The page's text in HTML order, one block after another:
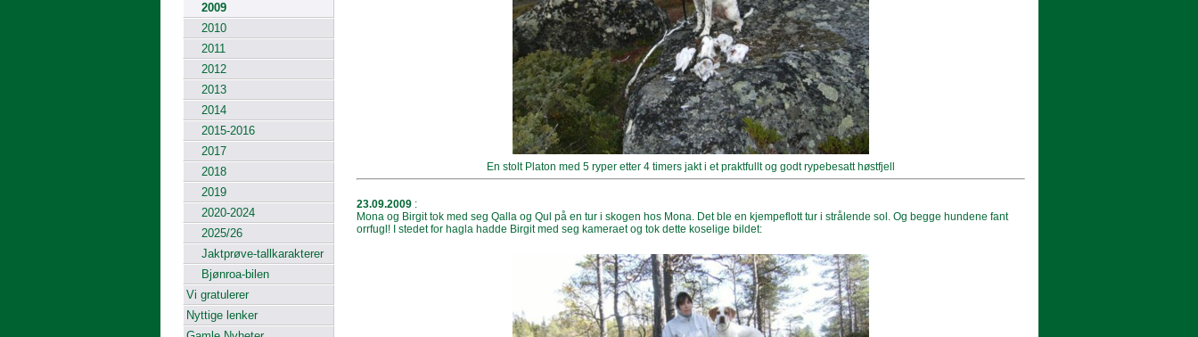
2009
2010
2011
2012
2013
2014
2015-2016
2017
2018
2019
2020-2024
2025/26
Jaktprøve-tallkarakterer
Bjønroa-bilen
Vi gratulerer
Nyttige lenker
En stolt Platon med 5 ryper etter 4 timers jakt i et praktfullt og godt rypebesatt høstfjell
23.09.2009 :
Mona og Birgit tok med seg Qalla og Qul på en tur i skogen hos Mona. Det ble en kjempeflott tur i strålende sol. Og begge hundene fant
orrfugl! I stedet for hagla hadde Birgit med seg kameraet og tok dette koselige bildet: